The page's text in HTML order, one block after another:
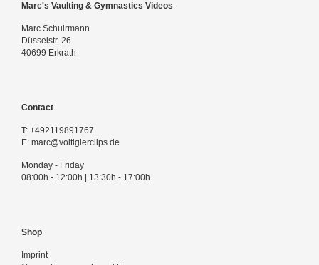
Marc's Vaulting & Gymnastics Videos
Marc Schuirmann
Düsselstr. 26
40699 Erkrath
Contact
T: +492119891767
E: marc@voltigierclips.de
Monday - Friday
08:00h - 12:00h | 13:30h - 17:00h
Shop
Imprint